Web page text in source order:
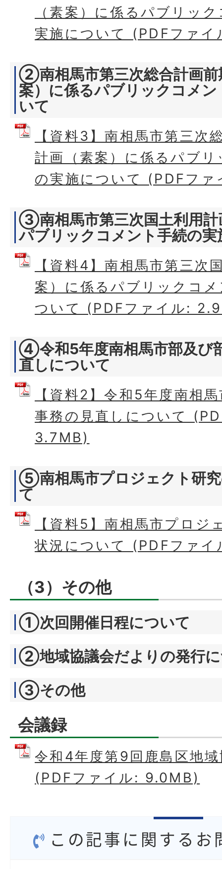
（素案）に係るパブリッ
実施について (PDFファ
②南相馬市第三次総合計画前
案）に係るパブリックコメ
いて
【資料3】南相馬市第三次
計画（素案）に係るパブ
の実施について (PDFフ
③南相馬市第三次国土利用計
パブリックコメント手続の
【資料4】南相馬市第三次
案）に係るパブリックコ
ついて (PDFファイル:
④令和5年度南相馬市部及び
直しについて
【資料2】令和5年度南相
事務の見直しについて
3.7MB)
⑤南相馬市プロジェクト研
て
【資料5】南相馬市プロジ
状況について (PDFファ
（3）その他
①次回開催日程について
②地域協議会だよりの発行
③その他
会議録
令和4年度第9回鹿島区地
(PDFファイル: 9.0MB)
この記事に関するお